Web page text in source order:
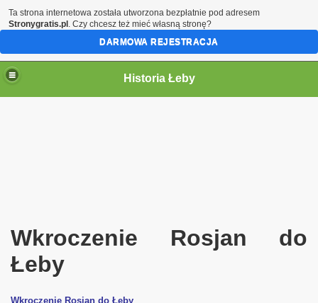
Historia Łeby
Wkroczenie Rosjan do
Łeby
Wkroczenie Rosjan do Łeby
Ta strona internetowa została utworzona bezpłatnie pod adresem
Stronygratis.pl . Czy chcesz też mieć własną stronę?
DARMOWA REJESTRACJA